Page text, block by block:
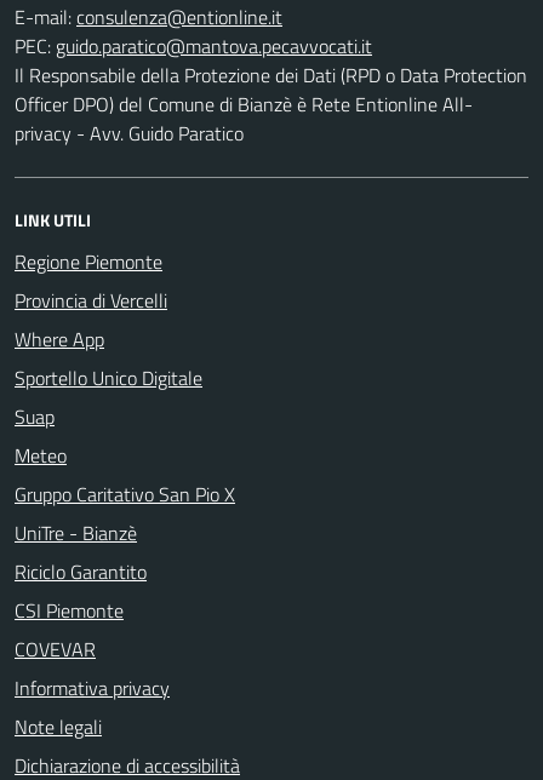
E-mail:
PEC:
Il Responsabile della Protezione dei Dati (RPD o Data Protection
Officer DPO) del Comune di Bianzè è Rete Entionline All-
privacy - Avv. Guido Paratico
LINK UTILI
Regione Piemonte
Provincia di Vercelli
Where App
Sportello Unico Digitale
Suap
Meteo
Gruppo Caritativo San Pio X
UniTre - Bianzè
Riciclo Garantito
CSI Piemonte
COVEVAR
Informativa privacy
Note legali
Dichiarazione di accessibilità